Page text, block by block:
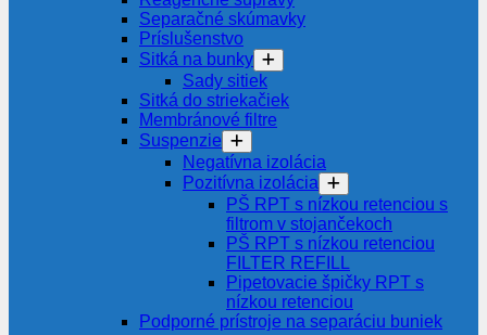
Separačné skúmavky
Príslušenstvo
Sitká na bunky
Sady sitiek
Sitká do striekačiek
Membránové filtre
Suspenzie
Negatívna izolácia
Pozitívna izolácia
PŠ RPT s nízkou retenciou s
filtrom v stojančekoch
PŠ RPT s nízkou retenciou
FILTER REFILL
Pipetovacie špičky RPT s
nízkou retenciou
Podporné prístroje na separáciu buniek